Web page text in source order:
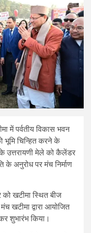
में पर्वतीय विकास भवन
भूमि चिन्हित करने के
उत्तरायणी मेले को कैलेंडर
अनुरोध पर मंच निर्माण
को खटीमा स्थित बीज
खटीमा द्वारा आयोजित
शुभारंभ किया।